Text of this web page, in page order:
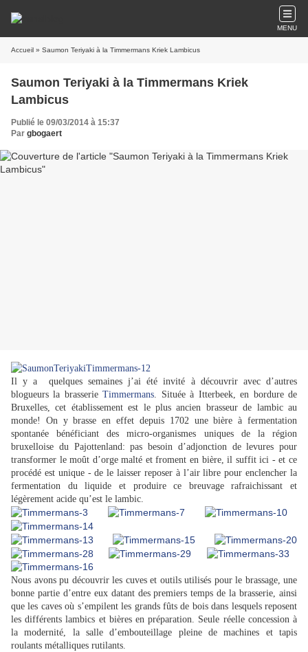
MENU
Accueil » Saumon Teriyaki à la Timmermans Kriek Lambicus
Saumon Teriyaki à la Timmermans Kriek
Lambicus
Publié le 09/03/2014 à 15:37
Par gbogaert
Il y a quelques semaines j’ai été invité à découvrir avec d’autres
blogueurs la brasserieTimmermans. Située à Itterbeek, en bordure de
Bruxelles, cet établissement est le plus ancien brasseur de lambic au
monde! On y brasse en effet depuis 1702 une bière à fermentation
spontanée bénéficiant des micro-organismes uniques de la région
bruxelloise du Pajottenland: pas besoin d’adjonction de levures pour
transformer le moût d’orge malté et froment en bière, il suffit ici - et ce
procédé est unique - de le laisser reposer à l’air libre pour enclencher la
fermentation du liquide et produire ce breuvage rafraichissant et
légèrement acide qu’est le lambic.
Nous avons pu découvrir les cuves et outils utilisés pour le brassage, une
bonne partie d’entre eux datant des premiers temps de la brasserie, ainsi
que les caves où s’empilent les grands fûts de bois dans lesquels reposent
les différents lambics et bières en préparation. Seule réelle concession à
la modernité, la salle d’embouteillage pleine de machines et tapis
roulants métalliques rutilants.